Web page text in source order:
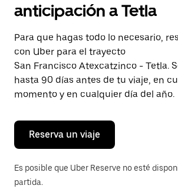
y
selecciona
una
fecha.
Presiona
la
tecla Esc
para
cerrar
calendario.
anticipación a Tetla
Para que hagas todo lo necesario,
con Uber para el trayecto
San Francisco Atexcatzinco - Tetla.
hasta 90 días antes de tu viaje, en
momento y en cualquier día del año.
Reserva un viaje
Es posible que Uber Reserve no esté
partida.